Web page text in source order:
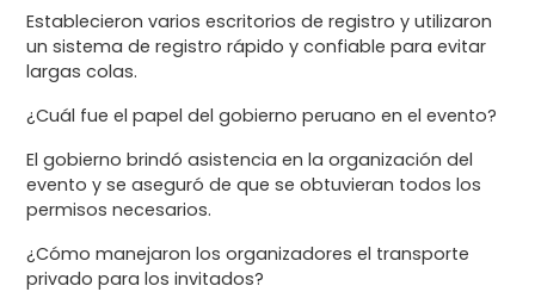
Establecieron varios escritorios de registro y utilizaron
un sistema de registro rápido y confiable para evitar
largas colas.
¿Cuál fue el papel del gobierno peruano en el evento?
El gobierno brindó asistencia en la organización del
evento y se aseguró de que se obtuvieran todos los
permisos necesarios.
¿Cómo manejaron los organizadores el transporte
privado para los invitados?